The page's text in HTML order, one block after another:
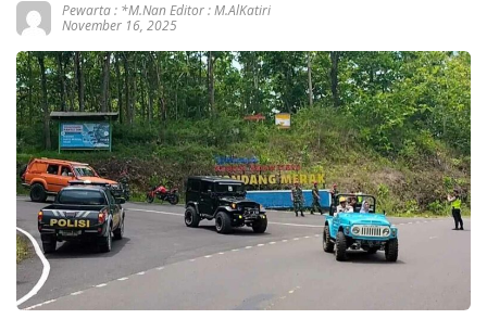
Pewarta : *M.Nan Editor : M.AlKatiri
November 16, 2025